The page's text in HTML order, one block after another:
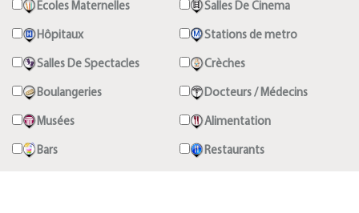
Ecoles Maternelles Salles De Cinema
Hôpitaux Stations de metro
Salles De Spectacles Crèches
Boulangeries Docteurs / Médecins
Musées Alimentation
Bars Restaurants